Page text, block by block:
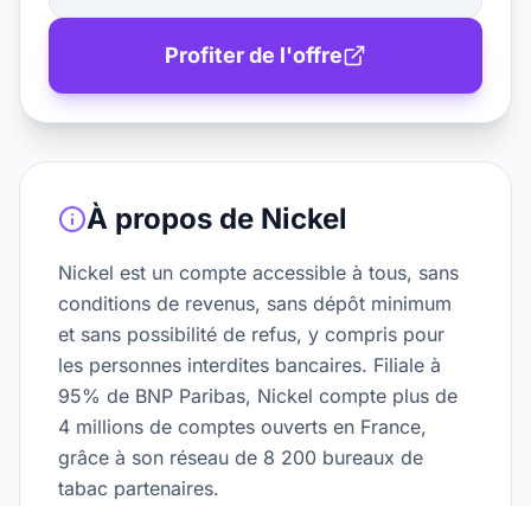
Profiter de l'offre
À propos de Nickel
Nickel est un compte accessible à tous, sans
conditions de revenus, sans dépôt minimum
et sans possibilité de refus, y compris pour
les personnes interdites bancaires. Filiale à
95% de BNP Paribas, Nickel compte plus de
4 millions de comptes ouverts en France,
grâce à son réseau de 8 200 bureaux de
tabac partenaires.